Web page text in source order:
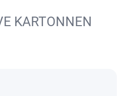
KARTONNEN